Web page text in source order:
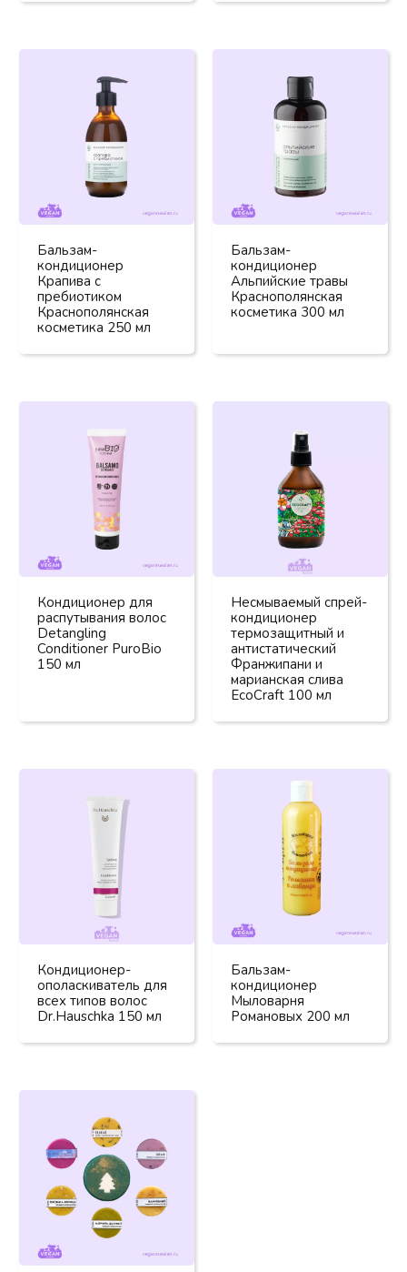
Бальзам-
кондиционер
Крапива с
пребиотиком
Краснополянская
косметика 250 мл
Бальзам-
кондиционер
Альпийские травы
Краснополянская
косметика 300 мл
Кондиционер для
распутывания волос
Detangling
Conditioner PuroBio
150 мл
Несмываемый спрей-
кондиционер
термозащитный и
антистатический
Франжипани и
марианская слива
EcoCraft 100 мл
Кондиционер-
ополаскиватель для
всех типов волос
Dr.Hauschka 150 мл
Бальзам-
кондиционер
Мыловарня
Романовых 200 мл